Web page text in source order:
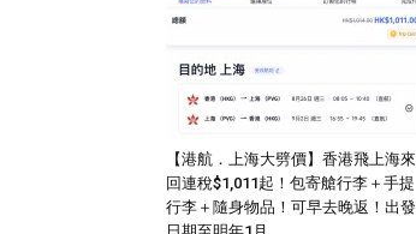
【港航．上海大劈價】香港飛上海來
回連稅$1,011起！包寄艙行李＋手提
行李＋隨身物品！可早去晚返！出發